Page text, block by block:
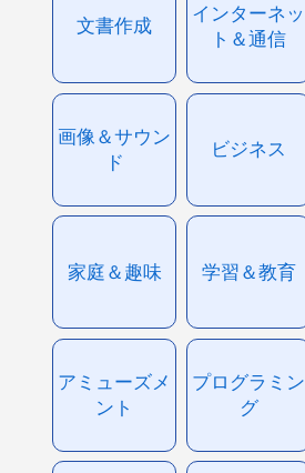
文書作成
インターネッ
ト＆通信
画像＆サウン
ド
ビジネス
家庭＆趣味 学習＆教育
アミューズメ
ント
プログラミン
グ